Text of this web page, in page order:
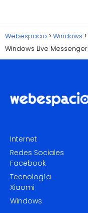
Webespacio Windows
Windows Live Messenger
Internet
Redes Sociales
Facebook
Tecnología
Xiaomi
Windows